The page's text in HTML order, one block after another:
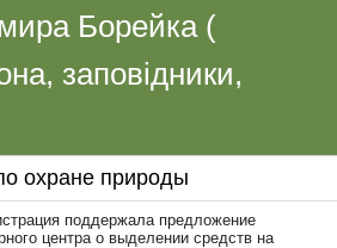
Борейка (
заповідники,
охране природы
поддержала предложение
центра о выделении средств на